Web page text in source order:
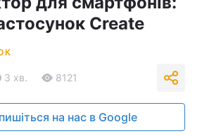
Create
3 хв. 8121
на нас в Google